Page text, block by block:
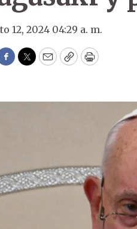
12, 2024 04:29 a. m.
Facebook
Twitter
EmailCopyPrint